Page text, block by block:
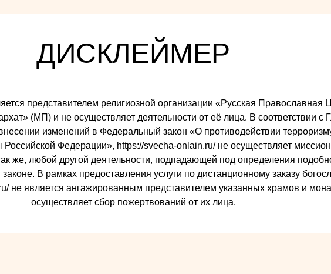
ДИСКЛЕЙМЕР
представителем религиозной организации «Русская
(МП) и не осуществляет деятельности от её лица. В соответствии с
изменений в Федеральный закон «О противодействии
Российской Федерации», https://svecha-onlain.ru/ не осуществляет
же, любой другой деятельности, подпадающей под определения
В рамках предоставления услуги по дистанционному заказу
не является ангажированным представителем указанных храмов и
осуществляет сбор пожертвований от их лица.